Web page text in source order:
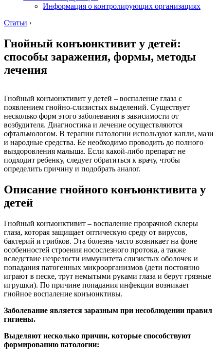
Информация о контролирующих организациях
Статьи ›
Гнойный конъюнктивит у детей:
способы заражения, формы, методы
лечения
Гнойный конъюнктивит у детей – воспаление глаза с
появлением гнойно-слизистых выделений. Существует
несколько форм этого заболевания в зависимости от
возбудителя. Диагностика и лечение осуществляются
офтальмологом. В терапии патологии используют капли, мази
и народные средства. Ее необходимо проводить до полного
выздоровления малыша. Если какой-либо препарат не
подходит ребенку, следует обратиться к врачу, чтобы
определить причину и подобрать аналог.
Описание гнойного конъюнктивита у
детей
Гнойный конъюнктивит – воспаление прозрачной склеры
глаза, которая защищает оптическую среду от вирусов,
бактерий и грибков. Эта болезнь часто возникает на фоне
особенностей строения носослезного протока, а также
вследствие незрелости иммунитета слизистых оболочек и
попадания патогенных микроорганизмов (дети постоянно
играют в песке, трут немытыми руками глаза и берут грязные
игрушки). По причине попадания инфекции возникает
гнойное воспаление конъюнктивы.
Заболевание является заразным при несоблюдении правил
гигиены.
Выделяют несколько причин, которые способствуют
формированию патологии: